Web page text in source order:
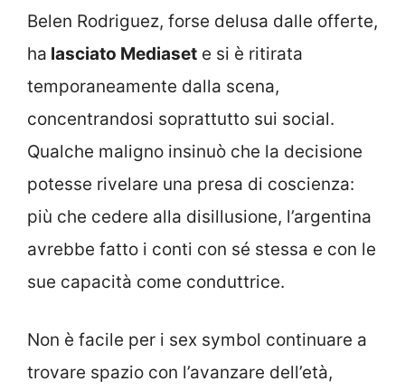
Belen Rodriguez, forse delusa dalle offerte,
ha lasciato Mediaset e si è ritirata
temporaneamente dalla scena,
concentrandosi soprattutto sui social.
Qualche maligno insinuò che la decisione
potesse rivelare una presa di coscienza:
più che cedere alla disillusione, l’argentina
avrebbe fatto i conti con sé stessa e con le
sue capacità come conduttrice.
Non è facile per i sex symbol continuare a
trovare spazio con l’avanzare dell’età,